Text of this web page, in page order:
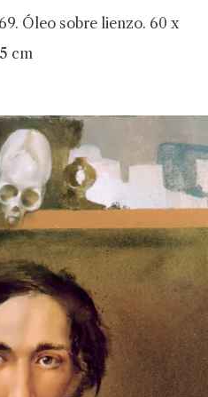
Óleo sobre lienzo. 60 x
cm